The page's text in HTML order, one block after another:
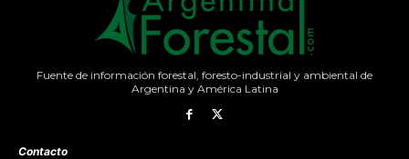
Fuente de información forestal, foresto-industrial y ambiental de
Argentina y América Latina
Contacto